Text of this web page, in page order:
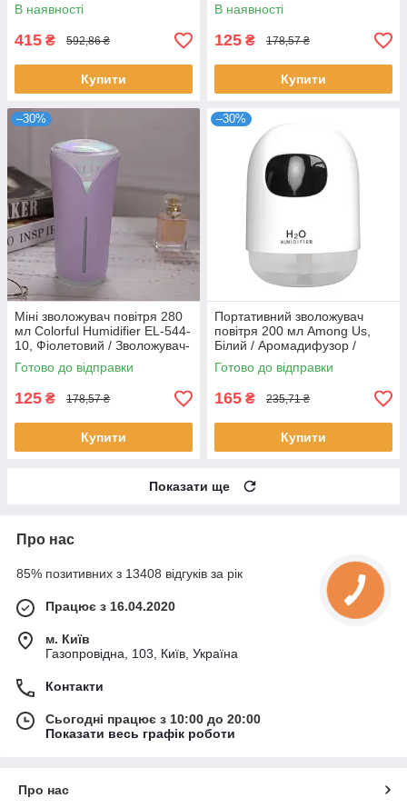
аромадиффузор
В наявності
415 ₴ 592,86 ₴
Купити
В наявності
125 ₴ 178,57 ₴
Купити
–30%
Міні зволожувач повітря 280
мл Colorful Humidifier EL-544-
10, Фіолетовий / Зволожувач-
очисник повітря
Готово до відправки
125 ₴ 178,57 ₴
Купити
–30%
Портативний зволожувач
повітря 200 мл Among Us,
Білий / Аромадифузор /
Настільний зволожувач
повітря
Готово до відправки
165 ₴ 235,71 ₴
Купити
Показати ще
Про нас
85% позитивних з 13408 відгуків за рік
Працює з 16.04.2020
м. Київ
Газопровідна, 103, Київ, Україна
Контакти
Сьогодні працює з 10:00 до 20:00
Показати весь графік роботи
Про нас